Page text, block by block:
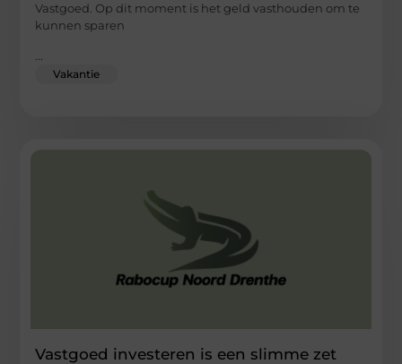
Vastgoed. Op dit moment is het geld vasthouden om te
kunnen sparen
Vakantie
Vastgoed investeren is een slimme zet